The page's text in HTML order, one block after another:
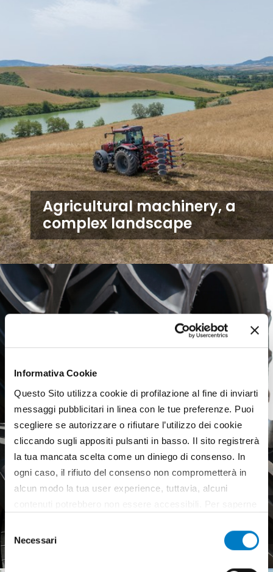
Informativa Cookie
Questo Sito utilizza cookie di profilazione al fine di inviarti
messaggi pubblicitari in linea con le tue preferenze. Puoi
scegliere se autorizzare o rifiutare l’utilizzo dei cookie
cliccando sugli appositi pulsanti in basso. Il sito registrerà
la tua mancata scelta come un diniego di consenso. In
ogni caso, il rifiuto del consenso non comprometterà in
alcun modo la tua user experience, tuttavia, alcuni
all’utilizzo di tutti, o solamente di alcuni di essi, ti
del
consenso
Necessari
Agricultural machinery, a
complex landscape
Agricultural tyres, a weak